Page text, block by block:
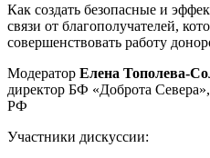
Как создать безопасные и
связи от благополучателей,
совершенствовать работу
Модератор Елена Тополева-
директор БФ «Доброта
РФ
Участники дискуссии: